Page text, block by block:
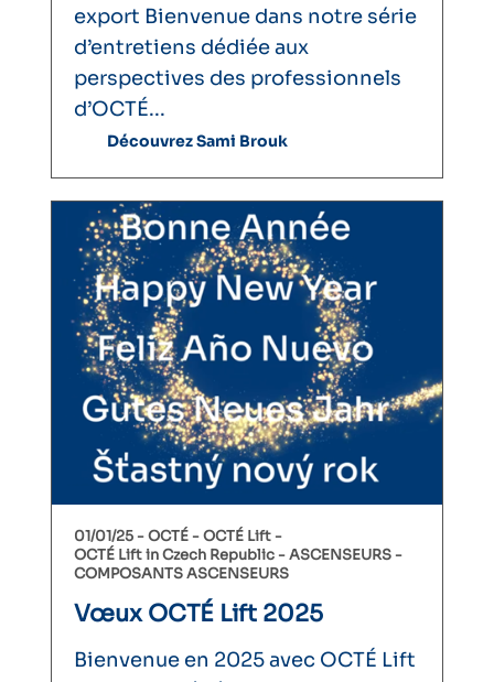
export Bienvenue dans notre série
d’entretiens dédiée aux
perspectives des professionnels
d’OCTÉ...
Découvrez Sami Brouk
01/01/25 -OCTÉ
OCTÉ Lift
OCTÉ Lift in Czech Republic
ASCENSEURS
COMPOSANTS ASCENSEURS
Vœux OCTÉ Lift 2025
Bienvenue en 2025 avec OCTÉ Lift